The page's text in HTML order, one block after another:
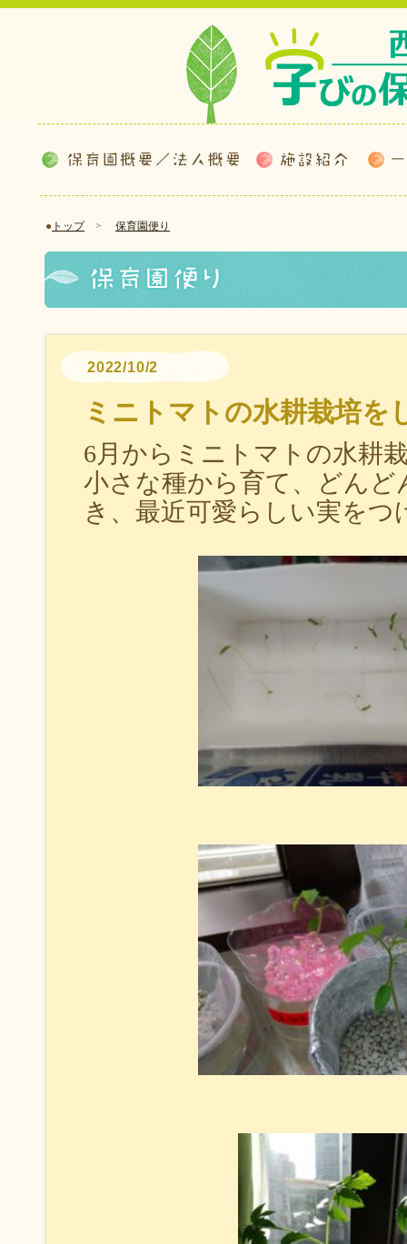
● トップ> 保育園便り
2022/10/2
ミニトマトの水耕栽培を
6月からミニトマトの水耕
小さな種から育て、どんど
き、最近可愛らしい実をつ